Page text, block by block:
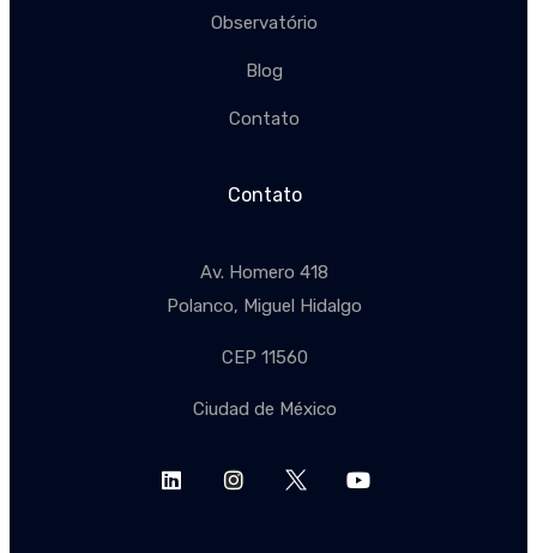
Observatório
Blog
Contato
Contato
Av. Homero 418
Polanco, Miguel Hidalgo
CEP 11560
Ciudad de México